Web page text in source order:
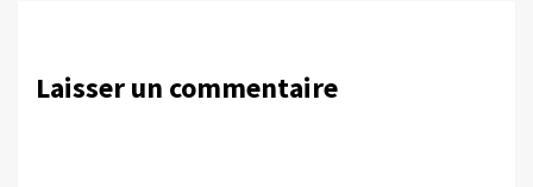
Laisser un commentaire